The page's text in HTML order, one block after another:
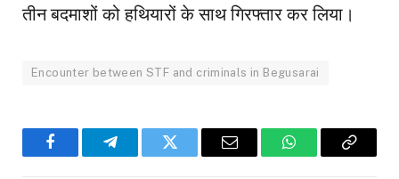
तीन बदमाशों को हथियारों के साथ गिरफ्तार कर लिया।
Encounter between STF and criminals in Begusarai
FacebookTelegramTwitter Email WhatsAppCopy